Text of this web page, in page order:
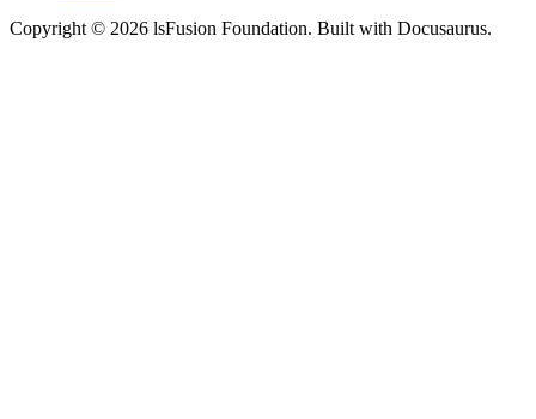
Copyright © 2026 lsFusion Foundation. Built with Docusaurus.